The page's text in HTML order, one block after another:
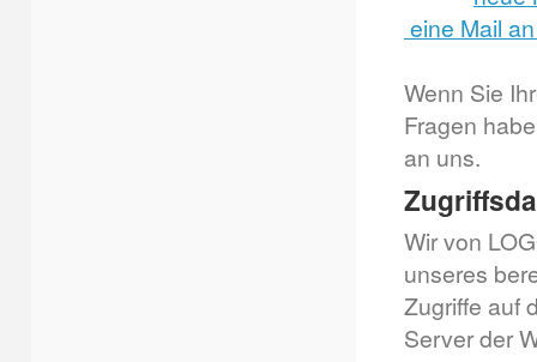
eine Mail
Wenn Sie
Fragen
an uns.
Wir von
unseres
Zugriffe auf
Server der